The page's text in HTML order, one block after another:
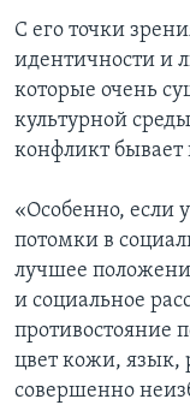
С его точки
идентичности и
которые очень
культурной
конфликт бывает
«Особенно, если
потомки в
лучшее
и социальное
противостояние
цвет кожи, язык,
совершенно